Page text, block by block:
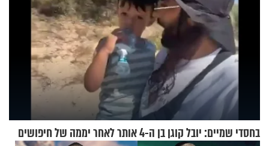
בחסדי שמיים: יובל קוגן בן ה-4 אותר לאחר יממה של חיפושים